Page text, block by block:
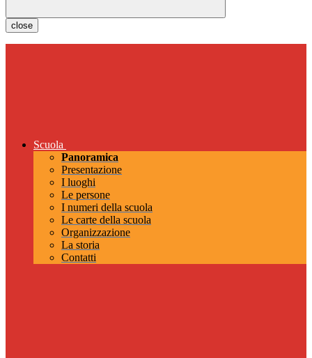
close
Scuola
Panoramica
Presentazione
I luoghi
Le persone
I numeri della scuola
Le carte della scuola
Organizzazione
La storia
Contatti